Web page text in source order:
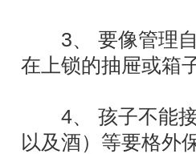
3、 要像管理自
在上锁的抽屉或箱
4、 孩子不能接
以及酒）等要格外